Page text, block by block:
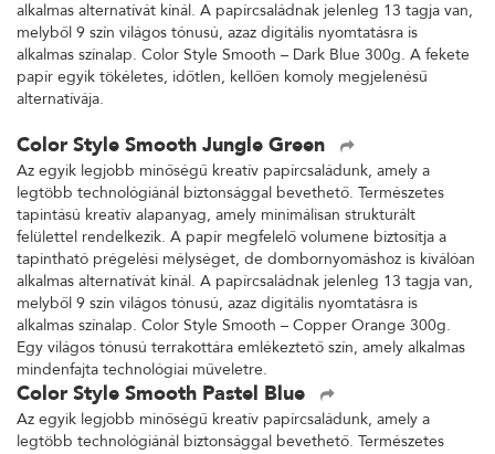
alkalmas alternatívát kínál. A papírcsaládnak jelenleg 13 tagja van,
melyből 9 szín világos tónusú, azaz digitális nyomtatásra is
alkalmas színalap. Color Style Smooth – Dark Blue 300g. A fekete
papír egyik tökéletes, időtlen, kellően komoly megjelenésű
alternatívája.
Color Style Smooth Jungle Green
Az egyik legjobb minőségű kreatív papírcsaládunk, amely a
legtöbb technológiánál biztonsággal bevethető. Természetes
tapintású kreatív alapanyag, amely minimálisan strukturált
felülettel rendelkezik. A papír megfelelő volumene biztosítja a
tapintható prégelési mélységet, de dombornyomáshoz is kiválóan
alkalmas alternatívát kínál. A papírcsaládnak jelenleg 13 tagja van,
melyből 9 szín világos tónusú, azaz digitális nyomtatásra is
alkalmas színalap. Color Style Smooth – Copper Orange 300g.
Egy világos tónusú terrakottára emlékeztető szín, amely alkalmas
mindenfajta technológiai műveletre.
Color Style Smooth Pastel Blue
Az egyik legjobb minőségű kreatív papírcsaládunk, amely a
legtöbb technológiánál biztonsággal bevethető. Természetes